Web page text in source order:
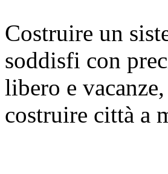
Costruire un
soddisfi con
libero e
costruire città a